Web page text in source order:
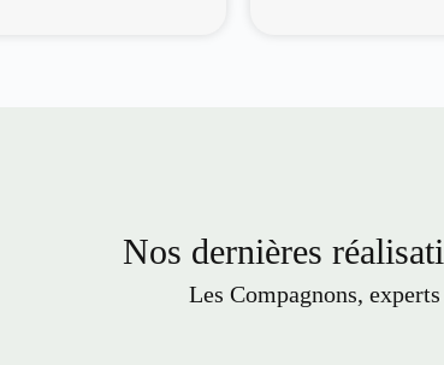
Nos dernières
Les Compagnons,